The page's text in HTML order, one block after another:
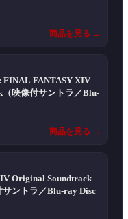
商品を見る →
FANTASY XIV
映像付サントラ／Blu-
商品を見る →
Original Soundtrack
サントラ／Blu-ray Disc